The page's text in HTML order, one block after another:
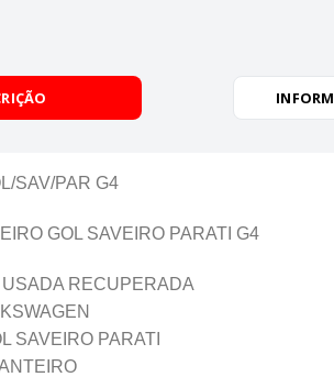
SAV/PAR G4
GOL SAVEIRO PARATI G4
RECUPERADA
SAVEIRO PARATI